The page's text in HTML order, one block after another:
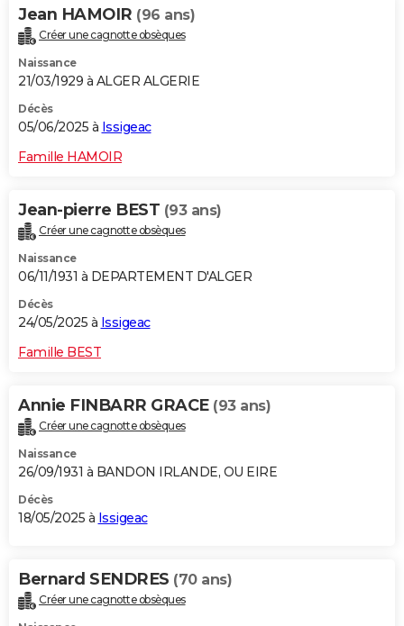
Jean HAMOIR (96 ans)
Créer une cagnotte obsèques
Naissance
21/03/1929 à ALGER ALGERIE
Décès
05/06/2025 à Issigeac
Famille HAMOIR
Jean-pierre BEST (93 ans)
Créer une cagnotte obsèques
Naissance
06/11/1931 à DEPARTEMENT D'ALGER
Décès
24/05/2025 à Issigeac
Famille BEST
Annie FINBARR GRACE (93 ans)
Créer une cagnotte obsèques
Naissance
26/09/1931 à BANDON IRLANDE, OU EIRE
Décès
18/05/2025 à Issigeac
Bernard SENDRES (70 ans)
Créer une cagnotte obsèques